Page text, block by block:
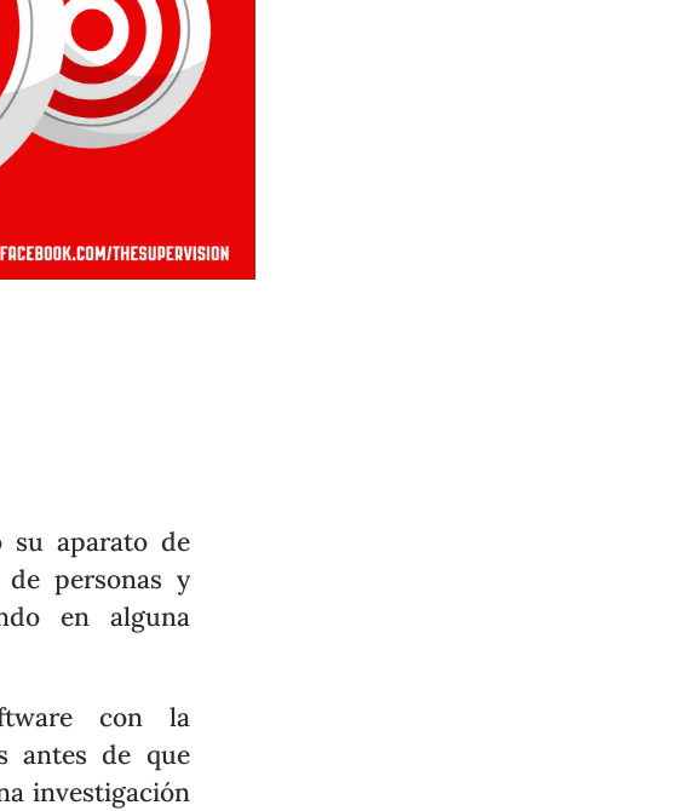
su aparato de
personas y
en alguna
con la
antes de que
investigación